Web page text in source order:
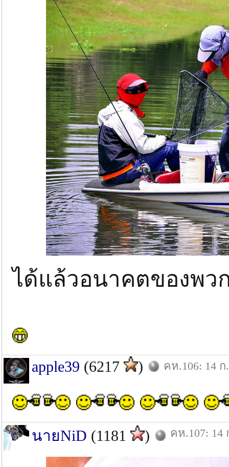
ได้แล้วอนาคตของพว
apple39 (6217 ) คห.106: 14 ก
นายNiD (1181 ) คห.107: 14